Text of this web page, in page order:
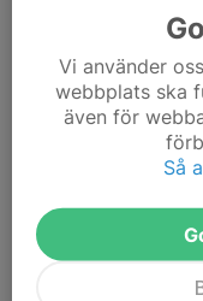
Se till att fylla på
matchen och sedan
vattenflaska,
matchstället.
Deltagande sker till
(beroende på hur
Heja Vallentuna!
www.cupmate.nu/
Vi använder
webbplats ska
även för
Så